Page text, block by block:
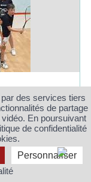
a été créée
Squash, votre
à la fois ludique,
des services tiers
de partage
En poursuivant
de confidentialité
Personnaliser